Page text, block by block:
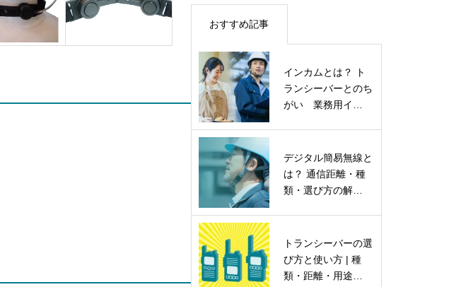
おすすめ記事
インカムとは？ ト
ランシーバーとのち
がい 業務用イ…
デジタル簡易無線と
は？ 通信距離・種
類・選び方の解…
トランシーバーの選
び方と使い方 | 種
類・距離・用途…